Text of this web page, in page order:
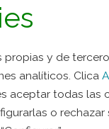
propias y de
analíticos. Clica
aceptar todas las
o rechazar